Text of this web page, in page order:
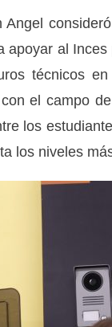
Angel
apoyar al
técnicos
el campo
los
los niveles